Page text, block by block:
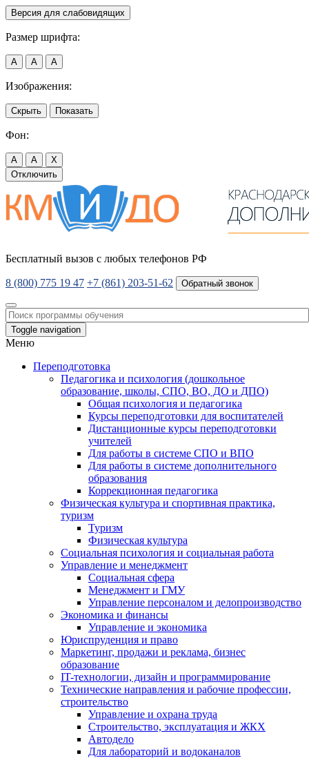
Версия для слабовидящих
Размер шрифта:
A A A
Изображения:
Скрыть Показать
Фон:
A A
X
Отключить
Бесплатный вызов с любых телефонов РФ
8 (800) 775 19 47 +7 (861) 203-51-62 Обратный звонок
Toggle navigation
Меню
Переподготовка
Педагогика и психология (дошкольное
образование, школы, СПО, ВО, ДО и ДПО)
Общая психология и педагогика
Курсы переподготовки для воспитателей
Дистанционные курсы переподготовки
учителей
Для работы в системе СПО и ВПО
Для работы в системе дополнительного
образования
Коррекционная педагогика
Физическая культура и спортивная практика,
туризм
Туризм
Физическая культура
Социальная психология и социальная работа
Управление и менеджмент
Социальная сфера
Менеджмент и ГМУ
Управление персоналом и делопроизводство
Экономика и финансы
Управление и экономика
Юриспруденция и право
Маркетинг, продажи и реклама, бизнес
образование
IT-технологии, дизайн и программирование
Технические направления и рабочие профессии,
строительство
Управление и охрана труда
Строительство, эксплуатация и ЖКХ
Автодело
Для лабораторий и водоканалов